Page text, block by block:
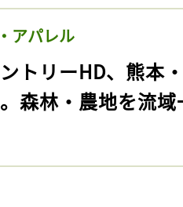
アパレル
ントリーHD、熊本
森林・農地を流